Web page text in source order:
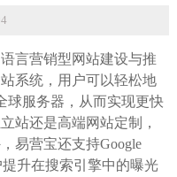
言营销型网站建设与推
系统，用户可以轻松地
球服务器，从而实现更快
站还是高端网站定制，
易营宝还支持Google
升在搜索引擎中的曝光